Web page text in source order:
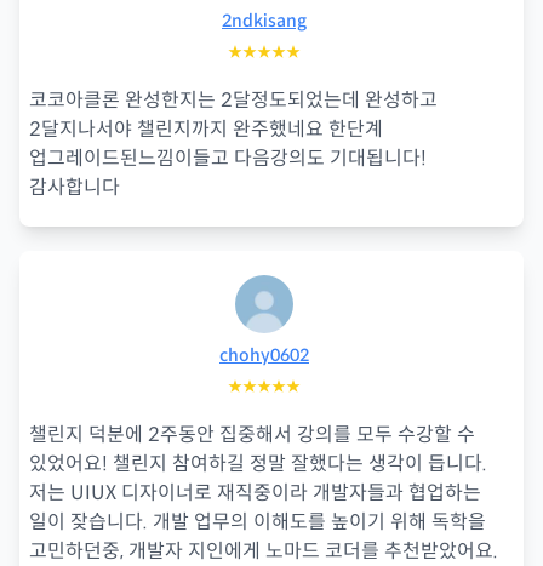
2ndkisang
★★★★★
코코아클론 완성한지는 2달정도되었는데 완성하고
2달지나서야 챌린지까지 완주했네요 한단계
업그레이드된느낌이들고 다음강의도 기대됩니다!
감사합니다
chohy0602
★★★★★
챌린지 덕분에 2주동안 집중해서 강의를 모두 수강할 수
있었어요! 챌린지 참여하길 정말 잘했다는 생각이 듭니다.
저는 UIUX 디자이너로 재직중이라 개발자들과 협업하는
일이 잦습니다. 개발 업무의 이해도를 높이기 위해 독학을
고민하던중, 개발자 지인에게 노마드 코더를 추천받았어요.